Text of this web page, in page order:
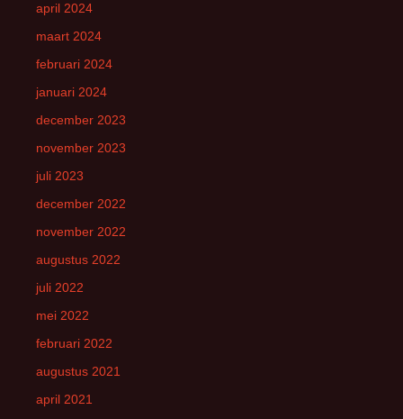
april 2024
maart 2024
februari 2024
januari 2024
december 2023
november 2023
juli 2023
december 2022
november 2022
augustus 2022
juli 2022
mei 2022
februari 2022
augustus 2021
april 2021